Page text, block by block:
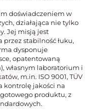
doświadczeniem w
działająca nie tylko
Jej misją jest
stabilność łuku,
dysponuje
opatentowaną
własnym laboratorium i
m.in. ISO 9001, TÜV
kontrolę jakości na
produktu, z